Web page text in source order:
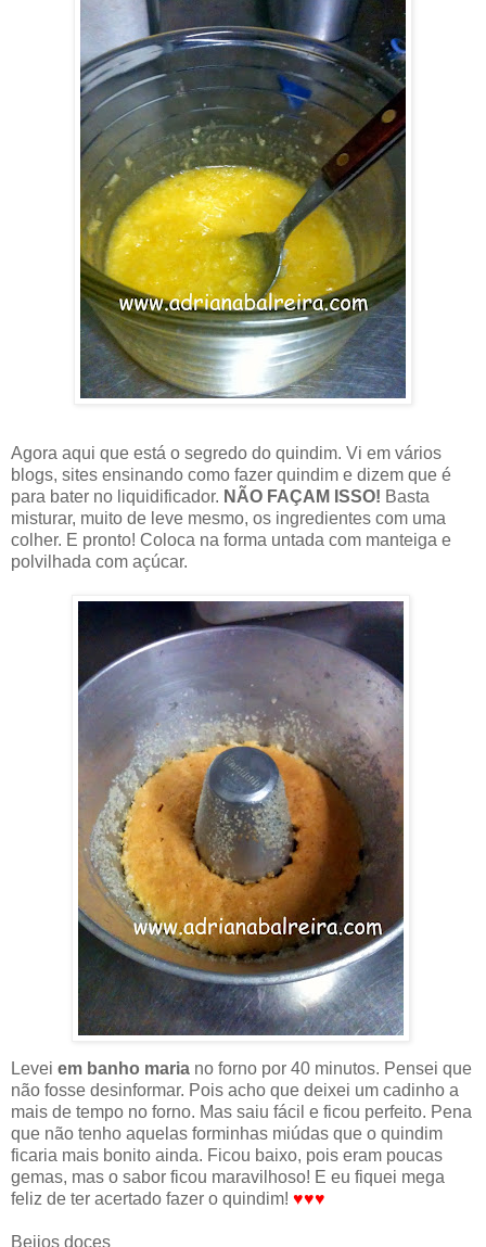
Agora aqui que está o segredo do quindim. Vi em vários
blogs, sites ensinando como fazer quindim e dizem que é
para bater no liquidificador. NÃO FAÇAM ISSO! Basta
misturar, muito de leve mesmo, os ingredientes com uma
colher. E pronto! Coloca na forma untada com manteiga e
polvilhada com açúcar.
Levei em banho maria no forno por 40 minutos. Pensei que
não fosse desinformar. Pois acho que deixei um cadinho a
mais de tempo no forno. Mas saiu fácil e ficou perfeito. Pena
que não tenho aquelas forminhas miúdas que o quindim
ficaria mais bonito ainda. Ficou baixo, pois eram poucas
gemas, mas o sabor ficou maravilhoso! E eu fiquei mega
feliz de ter acertado fazer o quindim! ♥♥♥
Beijos doces